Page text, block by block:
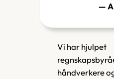
—
Vi har hjulpet
håndverkere